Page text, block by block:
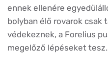
ennek ellenére
bolyban élő rovarok csak
védekeznek, a Forelius
megelőző lépéseket tesz.